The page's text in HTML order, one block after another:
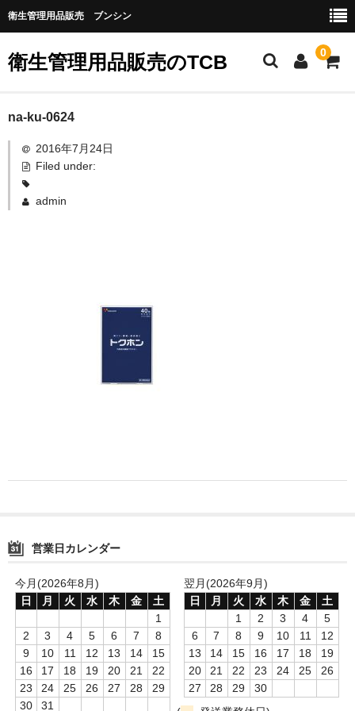
衛生管理用品販売 ブンシン
衛生管理用品販売のTCB 0
お勧め商品
医薬品
作業場所の衛生管理
作業時につかうもの
スタジオ用品
お問い合わせ
特商法にもとづく表記
カート
na-ku-0624
2016年7月24日
Filed under:
admin
営業日カレンダー
今月(2026年8月)
日
月 火 水 木 金
土
1
2
3 4 5 6 7
8
9
10 11 12 13 14
15
16
17 18 19 20 21
22
23
24 25 26 27 28
29
30
31
翌月(2026年9月)
日
月 火 水 木 金
土
1
2 3 4
5
6
7 8 9 10 11
12
13
14 15 16 17 18
19
20
21 22 23 24 25
26
27
28 29
30